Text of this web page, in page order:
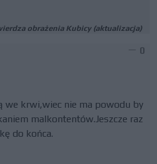
obrażenia Kubicy (aktualizacja)
0
we krwi,wiec nie ma powodu by
malkontentów.Jeszcze raz
do końca.